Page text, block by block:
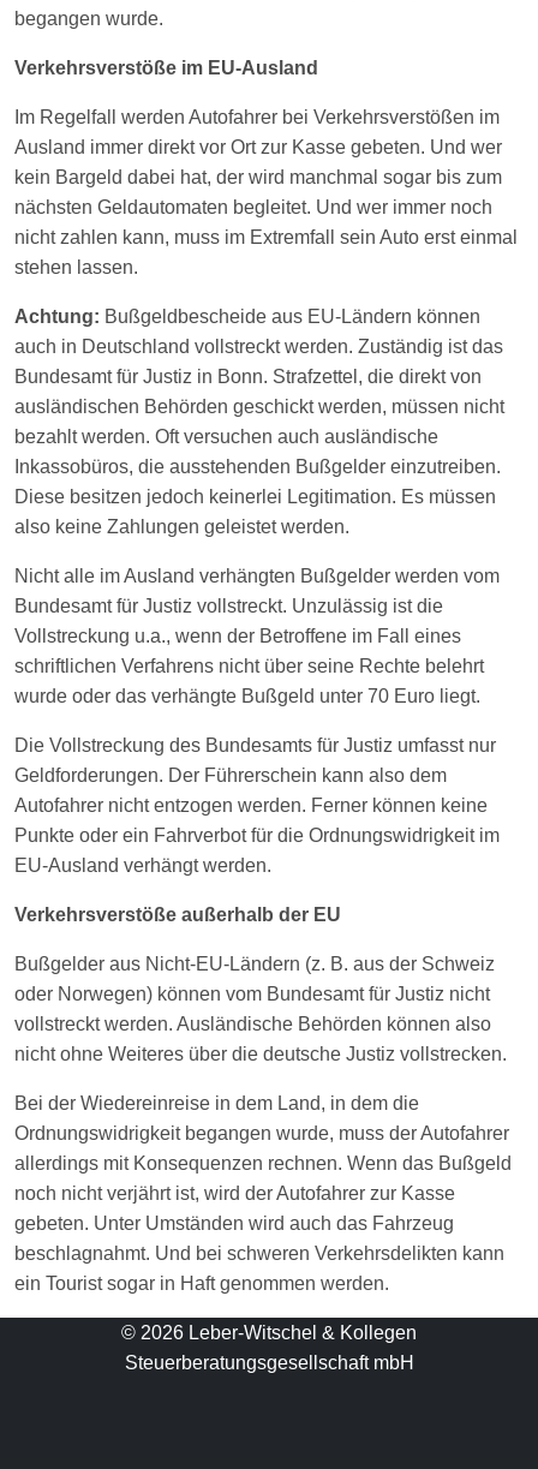
begangen wurde.
Verkehrsverstöße im EU-Ausland
Im Regelfall werden Autofahrer bei Verkehrsverstößen im
Ausland immer direkt vor Ort zur Kasse gebeten. Und wer
kein Bargeld dabei hat, der wird manchmal sogar bis zum
nächsten Geldautomaten begleitet. Und wer immer noch
nicht zahlen kann, muss im Extremfall sein Auto erst einmal
stehen lassen.
Achtung: Bußgeldbescheide aus EU-Ländern können
auch in Deutschland vollstreckt werden. Zuständig ist das
Bundesamt für Justiz in Bonn. Strafzettel, die direkt von
ausländischen Behörden geschickt werden, müssen nicht
bezahlt werden. Oft versuchen auch ausländische
Inkassobüros, die ausstehenden Bußgelder einzutreiben.
Diese besitzen jedoch keinerlei Legitimation. Es müssen
also keine Zahlungen geleistet werden.
Nicht alle im Ausland verhängten Bußgelder werden vom
Bundesamt für Justiz vollstreckt. Unzulässig ist die
Vollstreckung u.a., wenn der Betroffene im Fall eines
schriftlichen Verfahrens nicht über seine Rechte belehrt
wurde oder das verhängte Bußgeld unter 70 Euro liegt.
Die Vollstreckung des Bundesamts für Justiz umfasst nur
Geldforderungen. Der Führerschein kann also dem
Autofahrer nicht entzogen werden. Ferner können keine
Punkte oder ein Fahrverbot für die Ordnungswidrigkeit im
EU-Ausland verhängt werden.
Verkehrsverstöße außerhalb der EU
Bußgelder aus Nicht-EU-Ländern (z. B. aus der Schweiz
oder Norwegen) können vom Bundesamt für Justiz nicht
vollstreckt werden. Ausländische Behörden können also
nicht ohne Weiteres über die deutsche Justiz vollstrecken.
Bei der Wiedereinreise in dem Land, in dem die
Ordnungswidrigkeit begangen wurde, muss der Autofahrer
allerdings mit Konsequenzen rechnen. Wenn das Bußgeld
noch nicht verjährt ist, wird der Autofahrer zur Kasse
gebeten. Unter Umständen wird auch das Fahrzeug
beschlagnahmt. Und bei schweren Verkehrsdelikten kann
ein Tourist sogar in Haft genommen werden.
© 2026 Leber-Witschel & Kollegen
Steuerberatungsgesellschaft mbH